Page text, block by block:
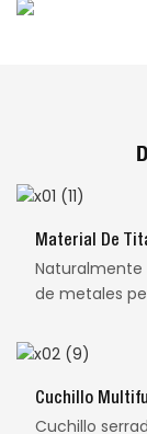
Material De
Naturalmente
de metales
Cuchillo
Cuchillo